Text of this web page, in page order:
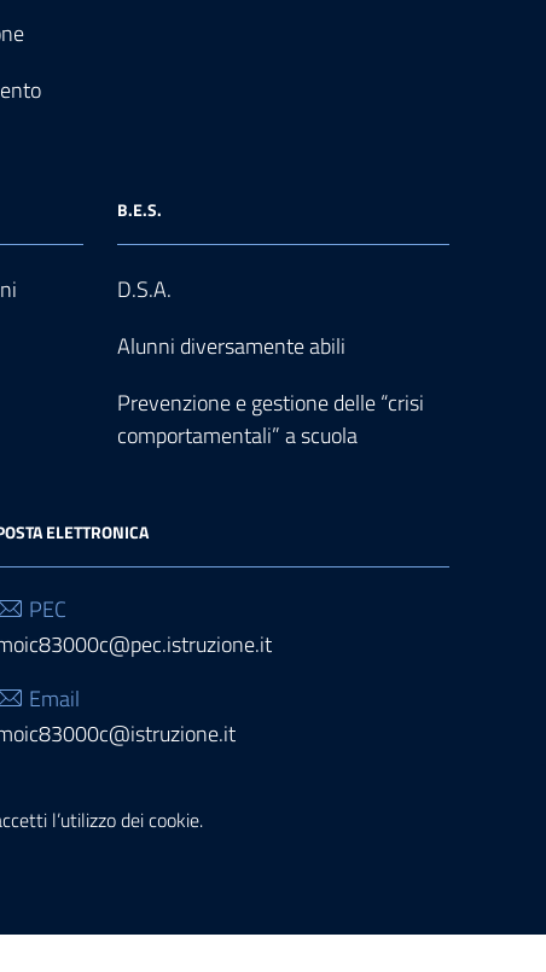
l’utilizzo dei cookie.
B.E.S.
D.S.A.
Alunni diversamente abili
Prevenzione e gestione delle “crisi
comportamentali” a scuola
ELETTRONICA
PEC
Email